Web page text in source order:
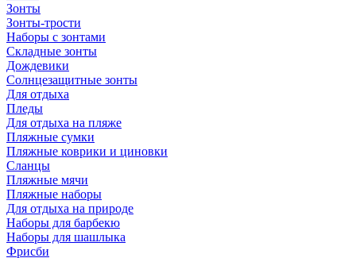
Зонты
Зонты-трости
Наборы с зонтами
Складные зонты
Дождевики
Солнцезащитные зонты
Для отдыха
Пледы
Для отдыха на пляже
Пляжные сумки
Пляжные коврики и циновки
Сланцы
Пляжные мячи
Пляжные наборы
Для отдыха на природе
Наборы для барбекю
Наборы для шашлыка
Фрисби